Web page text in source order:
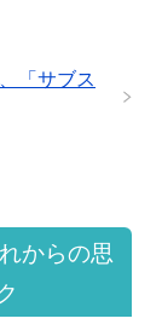
「サブス
からの思